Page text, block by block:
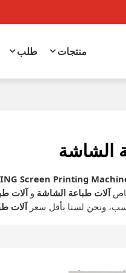
منتجات طلب
الشاشة
Screen Printing
آلات طباعة الشاشة وآلات
ونحن لسنا بأقل سعرآلات